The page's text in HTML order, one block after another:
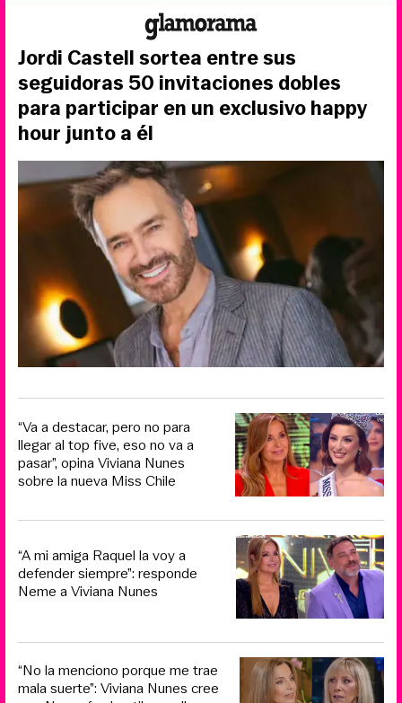
Jordi Castell sortea entre sus
seguidoras 50 invitaciones dobles
para participar en un exclusivo happy
hour junto a él
“Va a destacar, pero no para
llegar al top five, eso no va a
pasar”, opina Viviana Nunes
sobre la nueva Miss Chile
“A mi amiga Raquel la voy a
defender siempre”: responde
Neme a Viviana Nunes
“No la menciono porque me trae
mala suerte”: Viviana Nunes cree